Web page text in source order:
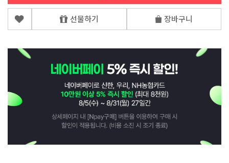
선물하기 장바구니